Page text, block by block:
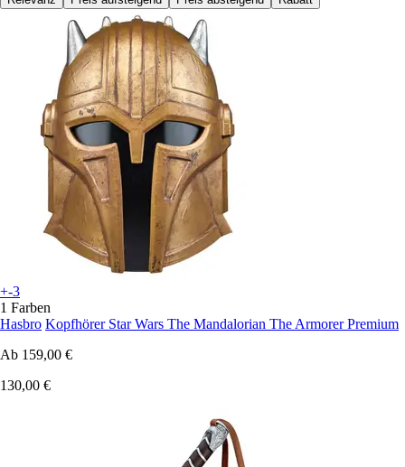
+-3
1 Farben
Hasbro Kopfhörer Star Wars The Mandalorian The Armorer Premium
Ab 159,00 €
130,00 €